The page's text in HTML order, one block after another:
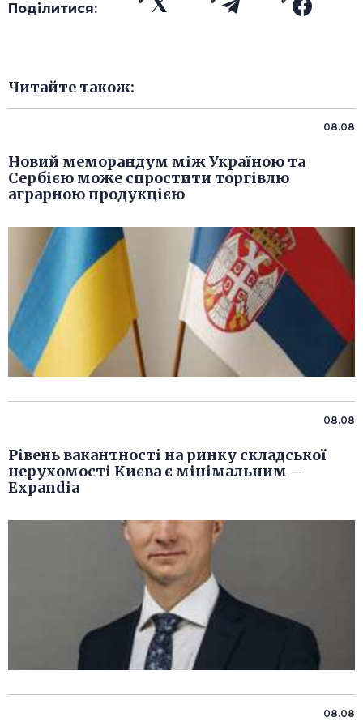
Поділитися:
Читайте також:
08.08
Новий меморандум між Україною та
Сербією може спростити торгівлю
аграрною продукцією
08.08
Рівень вакантності на ринку складської
нерухомості Києва є мінімальним –
Expandia
08.08